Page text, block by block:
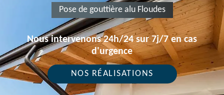
Pose de gouttière alu Floudes
Nous intervenons 24h/24 sur 7j/7 en cas
d'urgence
NOS RÉALISATIONS